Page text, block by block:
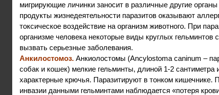
мигрирующие личинки заносит в различные другие органы
продукты жизнедеятельности паразитов оказывают
токсическое воздействие на организм животного. При
организме человека некоторые виды круглых гельминтов
вызвать серьезные заболевания.
Анкилостомоз.Анкиолостомы (Ancylostoma caninum –
собак и кошек) мелкие гельминты, длиной 1-2
характерные крючья. Паразитируют в тонком кишечнике.
инвазии данными гельминтами наблюдается «потеря